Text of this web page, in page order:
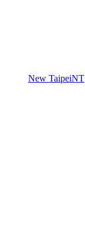
New TaipeiNT